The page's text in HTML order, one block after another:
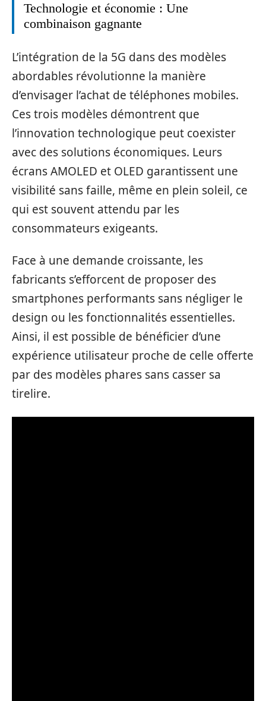
Technologie et économie : Une
combinaison gagnante
L’intégration de la 5G dans des modèles
abordables révolutionne la manière
d’envisager l’achat de téléphones mobiles.
Ces trois modèles démontrent que
l’innovation technologique peut coexister
avec des solutions économiques. Leurs
écrans AMOLED et OLED garantissent une
visibilité sans faille, même en plein soleil, ce
qui est souvent attendu par les
consommateurs exigeants.
Face à une demande croissante, les
fabricants s’efforcent de proposer des
smartphones performants sans négliger le
design ou les fonctionnalités essentielles.
Ainsi, il est possible de bénéficier d’une
expérience utilisateur proche de celle offerte
par des modèles phares sans casser sa
tirelire.